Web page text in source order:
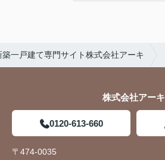
一戸建て専門サイト株式会社アーキ
株式会社アーキ
0120-613-660
〒474-0035